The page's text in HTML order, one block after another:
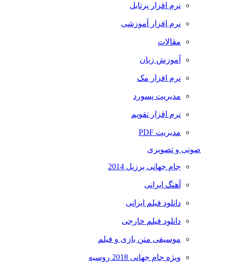
نرم افزار پرتابل
نرم افزار آموزشی
مقالات
آموزش زبان
نرم افزار مک
مدیریت پسورد
نرم افزار تقویم
مدیریت PDF
صوتی و تصویری
جام جهانی برزیل 2014
آهنگ ایرانی
دانلود فیلم ایرانی
دانلود فیلم خارجی
موسیقی متن بازی و فیلم
ویژه جام جهانی 2018 روسیه